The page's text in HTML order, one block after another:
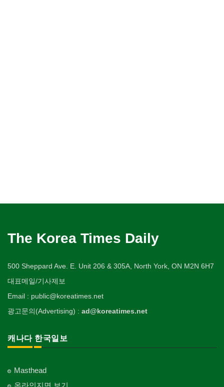
The Korea Times Daily
500 Sheppard Ave. E. Unit 206 & 305A, North York, ON M2N 6H7
대표메일/기사제보
Email : public@koreatimes.net
광고문의(Advertising) : ad@koreatimes.net
캐나다 한국일보
Masthead
온라인지면 보기